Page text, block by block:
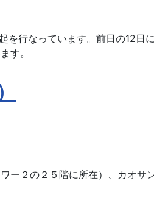
行なっています。前日の12日
す。
ー２の２５階に所在）、カオサ